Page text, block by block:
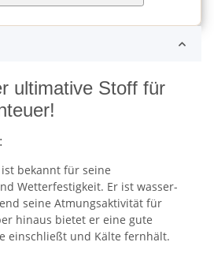
ultimative Stoff für
bekannt für seine
Wetterfestigkeit. Er ist wasser-
seine Atmungsaktivität für
hinaus bietet er eine gute
einschließt und Kälte fernhält.